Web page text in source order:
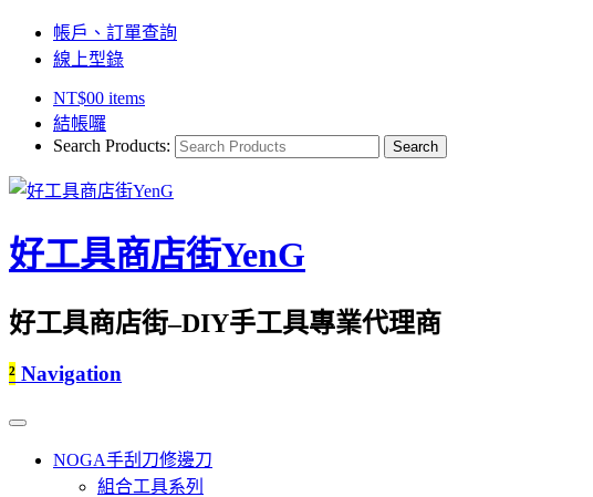
帳戶、訂單查詢
線上型錄
NT$00 items
結帳囉
Search Products:
好工具商店街YenG
好工具商店街–DIY手工具專業代理商
² Navigation
NOGA手刮刀修邊刀
組合工具系列